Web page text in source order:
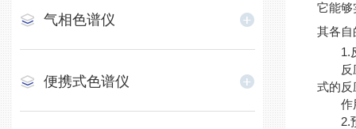
气相色谱仪
便携式色谱仪
它能够
其各自
1.
反应
式的反
作用
2.预